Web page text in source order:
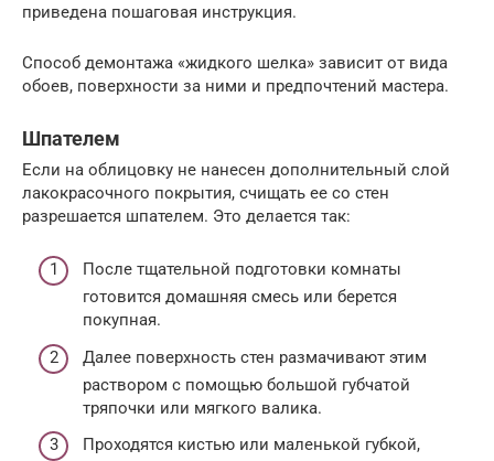
приведена пошаговая инструкция.
Способ демонтажа «жидкого шелка» зависит от вида
обоев, поверхности за ними и предпочтений мастера.
Шпателем
Если на облицовку не нанесен дополнительный слой
лакокрасочного покрытия, счищать ее со стен
разрешается шпателем. Это делается так:
После тщательной подготовки комнаты
готовится домашняя смесь или берется
покупная.
Далее поверхность стен размачивают этим
раствором с помощью большой губчатой
тряпочки или мягкого валика.
Проходятся кистью или маленькой губкой,